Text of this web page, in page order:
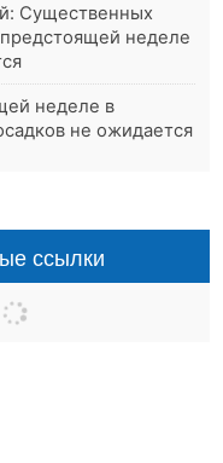
Существенных
неделе
неделе в
не ожидается
ссылки